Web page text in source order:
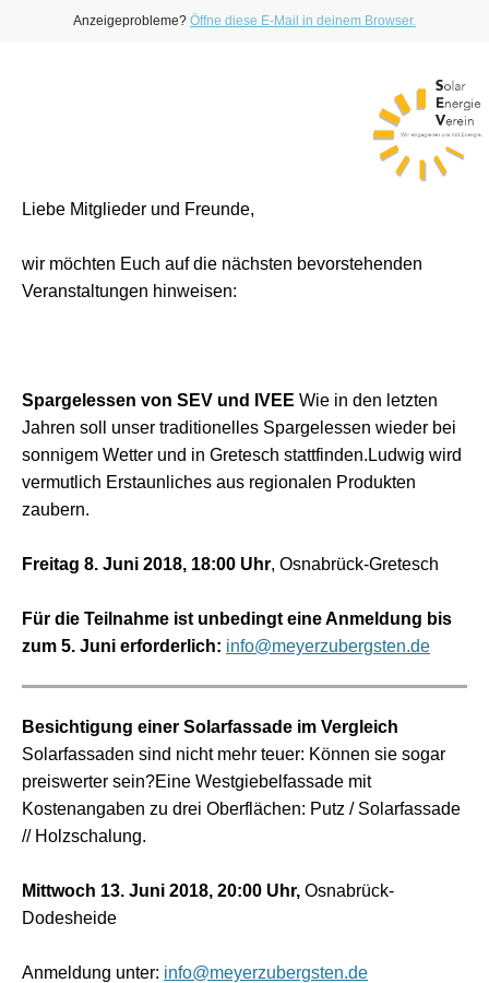
Anzeigeprobleme? Öffne diese E-Mail in deinem Browser.
Liebe Mitglieder und Freunde,
wir möchten Euch auf die nächsten bevorstehenden
Veranstaltungen hinweisen:
Spargelessen von SEV und IVEE Wie in den letzten
Jahren soll unser traditionelles Spargelessen wieder bei
sonnigem Wetter und in Gretesch stattfinden.Ludwig wird
vermutlich Erstaunliches aus regionalen Produkten
zaubern.
Freitag 8. Juni 2018, 18:00 Uhr, Osnabrück-Gretesch
Für die Teilnahme ist unbedingt eine Anmeldung bis
zum 5. Juni erforderlich: info@meyerzubergsten.de
Besichtigung einer Solarfassade im Vergleich
Solarfassaden sind nicht mehr teuer: Können sie sogar
preiswerter sein?Eine Westgiebelfassade mit
Kostenangaben zu drei Oberflächen: Putz / Solarfassade
// Holzschalung.
Mittwoch 13. Juni 2018, 20:00 Uhr, Osnabrück-
Dodesheide
Anmeldung unter: info@meyerzubergsten.de